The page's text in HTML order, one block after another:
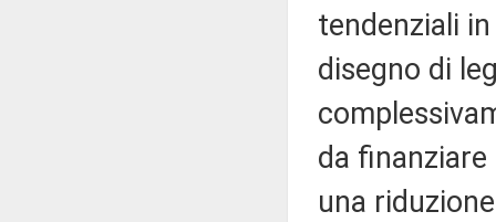
tendenziali
disegno di
da
una